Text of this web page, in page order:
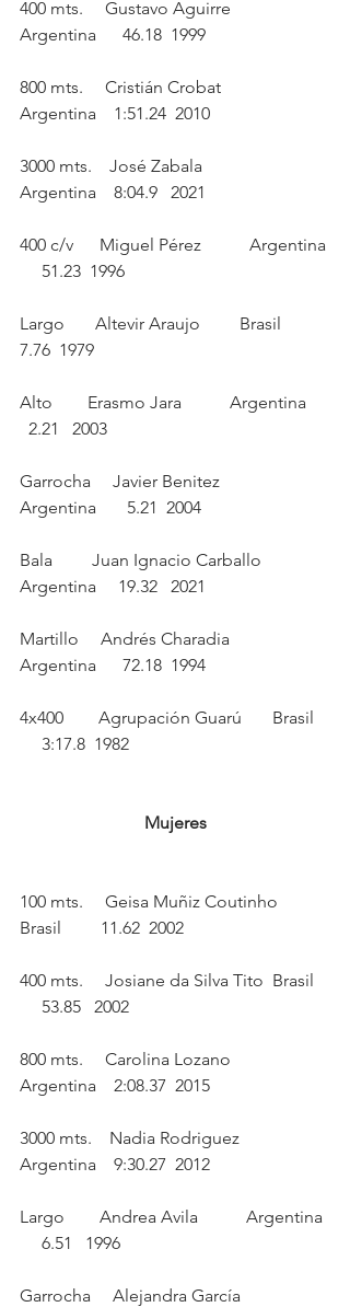
400 mts.     Gustavo Aguirre
Argentina      46.18  1999
800 mts.     Cristián Crobat
Argentina    1:51.24  2010
3000 mts.    José Zabala
Argentina    8:04.9   2021
400 c/v      Miguel Pérez           Argentina
     51.23  1996
Largo       Altevir Araujo         Brasil
7.76  1979
Alto        Erasmo Jara           Argentina
  2.21   2003
Garrocha     Javier Benitez
Argentina       5.21  2004
Bala         Juan Ignacio Carballo
Argentina     19.32   2021
Martillo     Andrés Charadia
Argentina      72.18  1994
4x400        Agrupación Guarú       Brasil
     3:17.8  1982
Mujeres
100 mts.     Geisa Muñiz Coutinho
Brasil         11.62  2002
400 mts.     Josiane da Silva Tito  Brasil
     53.85   2002
800 mts.     Carolina Lozano
Argentina    2:08.37  2015
3000 mts.    Nadia Rodriguez
Argentina    9:30.27  2012
Largo        Andrea Avila           Argentina
     6.51   1996
Garrocha     Alejandra García